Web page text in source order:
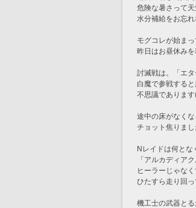
危険な暑さって
水分補給をお忘
モグコレが始ま
昨日はお昼休み
討滅戦は。「エタ
白魔で参戦する
不思議であります
途中の床がなく
チョット焦りま
Nレイドは何とな
「アルカディア
ヒーラーじゃな
ひたすら走り回
機工士の武器と